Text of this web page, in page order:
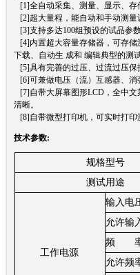
[1]全自动采集、测量、显示、
[2]超大量程，能自动和手动测量
[3]支持多达100组预设的试品参
[4]内置超大容量存储器，可存储
下载、自动生 成和 编辑典型的测
[5]具有完善的过压、过流过压
[6]可兼做电压（流）互感器、
[7]自带大屏幕图形LCD，全中
清晰。
[8]自带微型打印机，可实时打印
技术参数:
规格型号
测试用途
工作电源
输入电
允许输
频
允许频